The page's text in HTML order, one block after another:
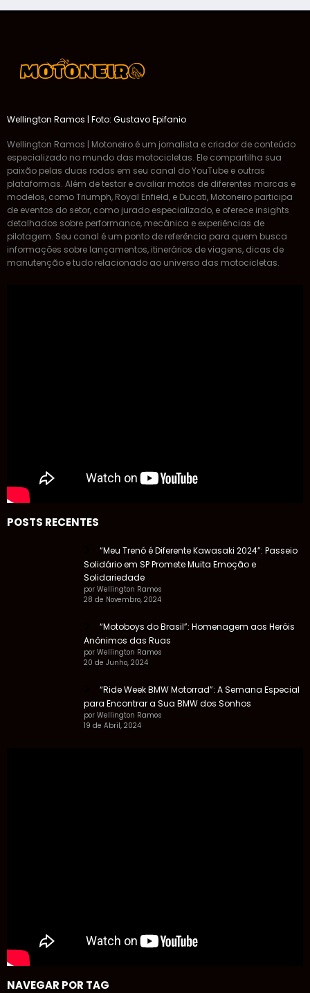
Wellington Ramos | Foto: Gustavo Epifanio
Wellington Ramos | Motoneiro é um jornalista e criador de conteúdo
especializado no mundo das motocicletas. Ele compartilha sua
paixão pelas duas rodas em seu canal do YouTube e outras
plataformas. Além de testar e avaliar motos de diferentes marcas e
modelos, como Triumph, Royal Enfield, e Ducati, Motoneiro participa
de eventos do setor, como jurado especializado, e oferece insights
detalhados sobre performance, mecânica e experiências de
pilotagem. Seu canal é um ponto de referência para quem busca
informações sobre lançamentos, itinerários de viagens, dicas de
manutenção e tudo relacionado ao universo das motocicletas.
POSTS RECENTES
“Meu Trenó é Diferente Kawasaki 2024”: Passeio
Solidário em SP Promete Muita Emoção e
Solidariedade
por Wellington Ramos
28 de Novembro, 2024
“Motoboys do Brasil”: Homenagem aos Heróis
Anônimos das Ruas
por Wellington Ramos
20 de Junho, 2024
“Ride Week BMW Motorrad”: A Semana Especial
para Encontrar a Sua BMW dos Sonhos
por Wellington Ramos
19 de Abril, 2024
NAVEGAR POR TAG